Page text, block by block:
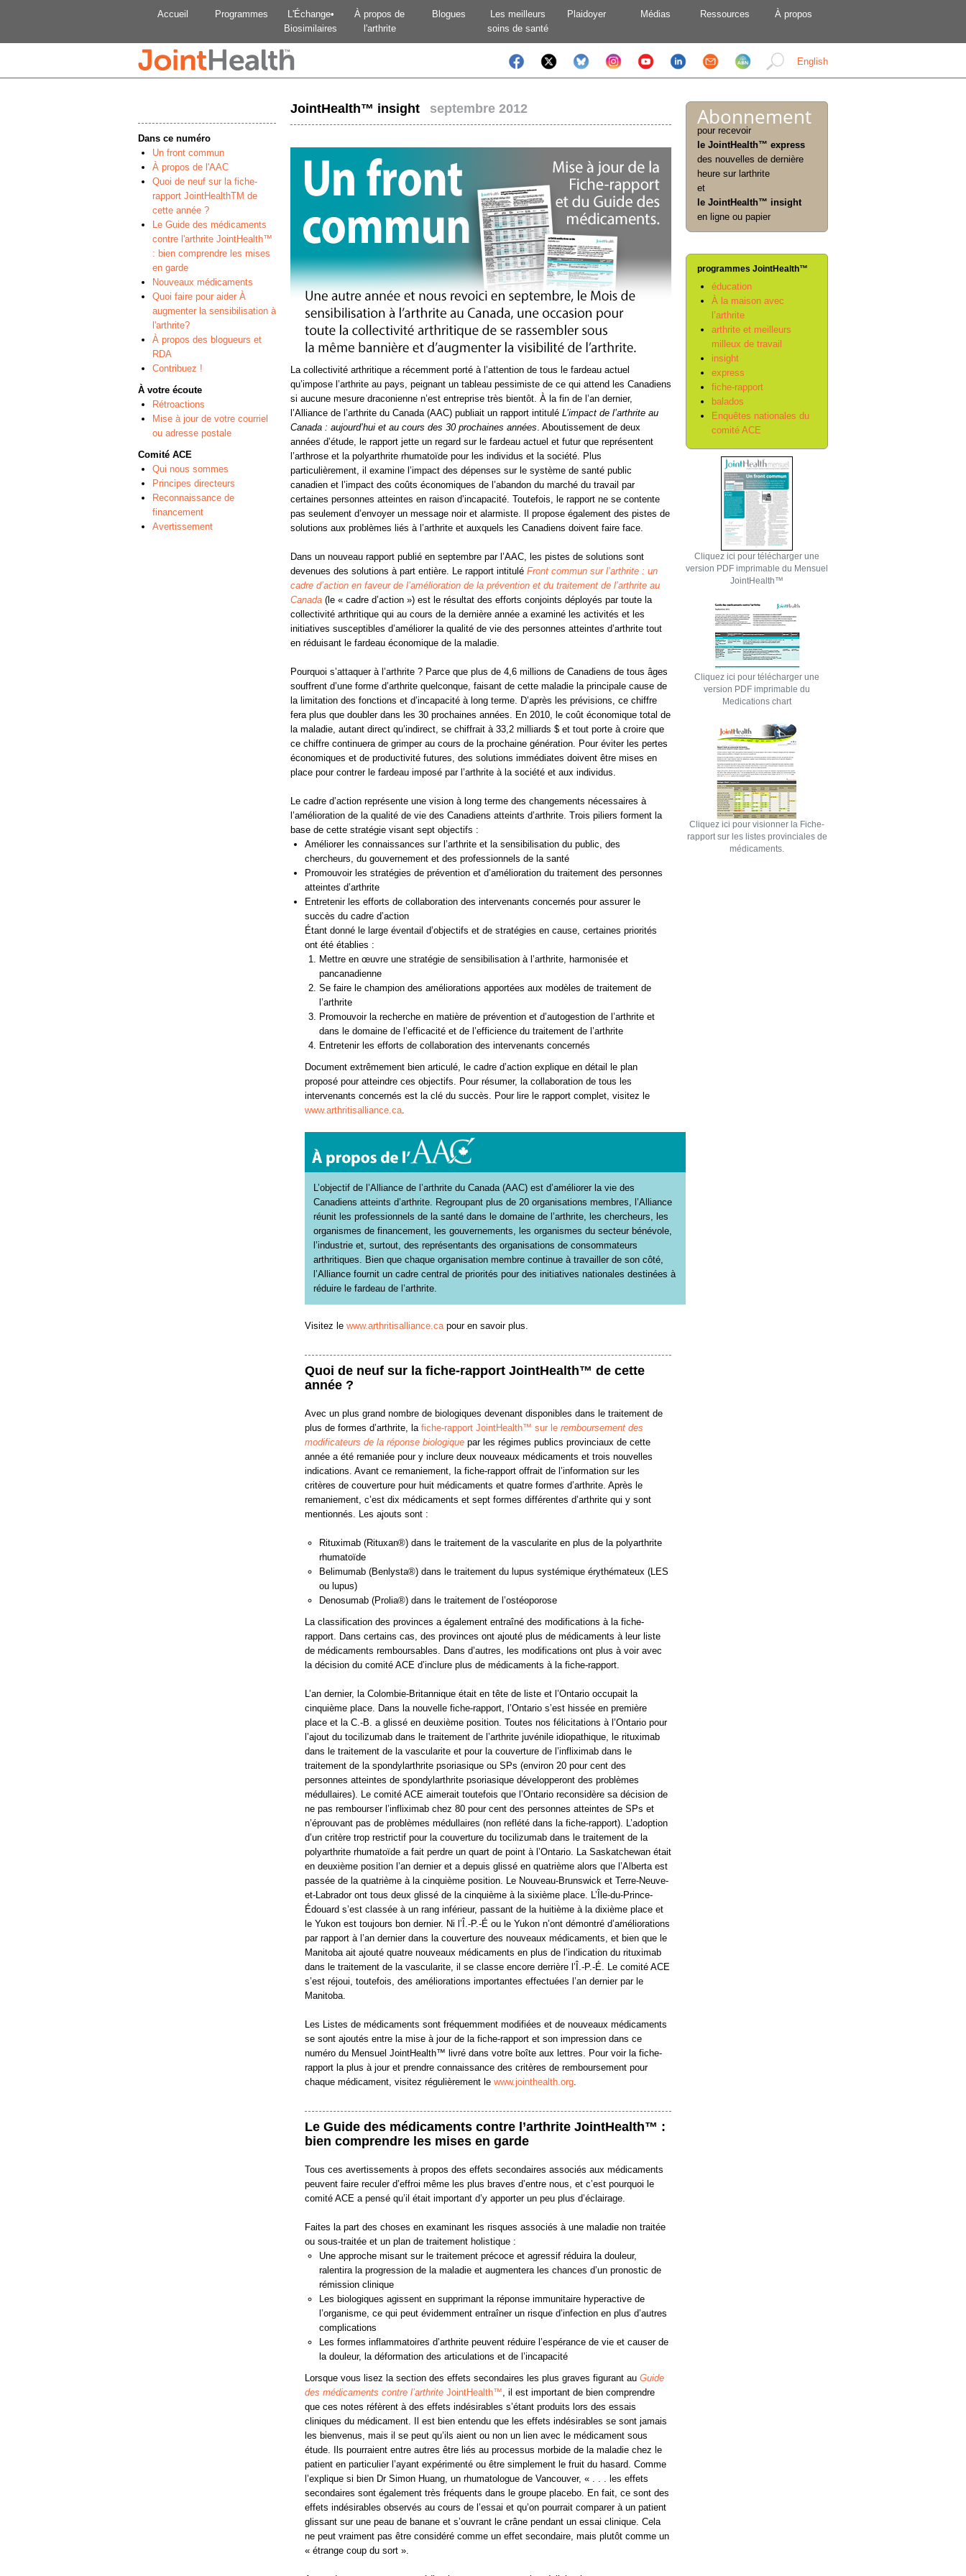
Accueil Programmes
L'Échange•
Biosimilaires
À propos de
l'arthrite
Blogues
Les meilleurs
soins de santé
Plaidoyer Médias Ressources À propos
English
Dans ce numéro
Un front commun
À propos de l'AAC
Quoi de neuf sur la fiche-
rapport JointHealthTM de
cette année ?
Le Guide des médicaments
contre l'arthrite JointHealth™
: bien comprendre les mises
en garde
Nouveaux médicaments
Quoi faire pour aider À
augmenter la sensibilisation à
l'arthrite?
À propos des blogueurs et
RDA
Contribuez !
À votre écoute
Rétroactions
Mise à jour de votre courriel
ou adresse postale
Comité ACE
Qui nous sommes
Principes directeurs
Reconnaissance de
financement
Avertissement
JointHealth™ insight septembre 2012
La collectivité arthritique a récemment porté à l’attention de tous le fardeau actuel
qu’impose l’arthrite au pays, peignant un tableau pessimiste de ce qui attend les Canadiens
si aucune mesure draconienne n’est entreprise très bientôt. À la fin de l’an dernier,
l’Alliance de l’arthrite du Canada (AAC) publiait un rapport intitulé L’impact de l’arthrite au
Canada : aujourd’hui et au cours des 30 prochaines années. Aboutissement de deux
années d’étude, le rapport jette un regard sur le fardeau actuel et futur que représentent
l’arthrose et la polyarthrite rhumatoïde pour les individus et la société. Plus
particulièrement, il examine l’impact des dépenses sur le système de santé public
canadien et l’impact des coûts économiques de l’abandon du marché du travail par
certaines personnes atteintes en raison d’incapacité. Toutefois, le rapport ne se contente
pas seulement d’envoyer un message noir et alarmiste. Il propose également des pistes de
solutions aux problèmes liés à l’arthrite et auxquels les Canadiens doivent faire face.
Dans un nouveau rapport publié en septembre par l’AAC, les pistes de solutions sont
devenues des solutions à part entière. Le rapport intitulé Front commun sur l’arthrite : un
cadre d’action en faveur de l’amélioration de la prévention et du traitement de l’arthrite au
Canada (le « cadre d’action ») est le résultat des efforts conjoints déployés par toute la
collectivité arthritique qui au cours de la dernière année a examiné les activités et les
initiatives susceptibles d’améliorer la qualité de vie des personnes atteintes d’arthrite tout
en réduisant le fardeau économique de la maladie.
Pourquoi s’attaquer à l’arthrite ? Parce que plus de 4,6 millions de Canadiens de tous âges
souffrent d’une forme d’arthrite quelconque, faisant de cette maladie la principale cause de
la limitation des fonctions et d’incapacité à long terme. D’après les prévisions, ce chiffre
fera plus que doubler dans les 30 prochaines années. En 2010, le coût économique total de
la maladie, autant direct qu’indirect, se chiffrait à 33,2 milliards $ et tout porte à croire que
ce chiffre continuera de grimper au cours de la prochaine génération. Pour éviter les pertes
économiques et de productivité futures, des solutions immédiates doivent être mises en
place pour contrer le fardeau imposé par l’arthrite à la société et aux individus.
Le cadre d’action représente une vision à long terme des changements nécessaires à
l’amélioration de la qualité de vie des Canadiens atteints d’arthrite. Trois piliers forment la
base de cette stratégie visant sept objectifs :
Améliorer les connaissances sur l’arthrite et la sensibilisation du public, des
chercheurs, du gouvernement et des professionnels de la santé
Promouvoir les stratégies de prévention et d’amélioration du traitement des personnes
atteintes d’arthrite
Entretenir les efforts de collaboration des intervenants concernés pour assurer le
succès du cadre d’action
Étant donné le large éventail d’objectifs et de stratégies en cause, certaines priorités
ont été établies :
Mettre en œuvre une stratégie de sensibilisation à l’arthrite, harmonisée et
pancanadienne
Se faire le champion des améliorations apportées aux modèles de traitement de
l’arthrite
Promouvoir la recherche en matière de prévention et d’autogestion de l’arthrite et
dans le domaine de l’efficacité et de l’efficience du traitement de l’arthrite
Entretenir les efforts de collaboration des intervenants concernés
Document extrêmement bien articulé, le cadre d’action explique en détail le plan
proposé pour atteindre ces objectifs. Pour résumer, la collaboration de tous les
intervenants concernés est la clé du succès. Pour lire le rapport complet, visitez le
www.arthritisalliance.ca.
L’objectif de l’Alliance de l’arthrite du Canada (AAC) est d’améliorer la vie des
Canadiens atteints d’arthrite. Regroupant plus de 20 organisations membres, l’Alliance
réunit les professionnels de la santé dans le domaine de l’arthrite, les chercheurs, les
organismes de financement, les gouvernements, les organismes du secteur bénévole,
l’industrie et, surtout, des représentants des organisations de consommateurs
arthritiques. Bien que chaque organisation membre continue à travailler de son côté,
l’Alliance fournit un cadre central de priorités pour des initiatives nationales destinées à
réduire le fardeau de l’arthrite.
Visitez le www.arthritisalliance.capour en savoir plus.
Quoi de neuf sur la fiche-rapport JointHealth™ de cette
année ?
Avec un plus grand nombre de biologiques devenant disponibles dans le traitement de
plus de formes d’arthrite, la fiche-rapport JointHealth™ sur le remboursement des
modificateurs de la réponse biologique par les régimes publics provinciaux de cette
année a été remaniée pour y inclure deux nouveaux médicaments et trois nouvelles
indications. Avant ce remaniement, la fiche-rapport offrait de l’information sur les
critères de couverture pour huit médicaments et quatre formes d’arthrite. Après le
remaniement, c’est dix médicaments et sept formes différentes d’arthrite qui y sont
mentionnés. Les ajouts sont :
Rituximab (Rituxan®) dans le traitement de la vascularite en plus de la polyarthrite
rhumatoïde
Belimumab (Benlysta®) dans le traitement du lupus systémique érythémateux (LES
ou lupus)
Denosumab (Prolia®) dans le traitement de l’ostéoporose
La classification des provinces a également entraîné des modifications à la fiche-
rapport. Dans certains cas, des provinces ont ajouté plus de médicaments à leur liste
de médicaments remboursables. Dans d’autres, les modifications ont plus à voir avec
la décision du comité ACE d’inclure plus de médicaments à la fiche-rapport.
L’an dernier, la Colombie-Britannique était en tête de liste et l’Ontario occupait la
cinquième place. Dans la nouvelle fiche-rapport, l’Ontario s’est hissée en première
place et la C.-B. a glissé en deuxième position. Toutes nos félicitations à l’Ontario pour
l’ajout du tocilizumab dans le traitement de l’arthrite juvénile idiopathique, le rituximab
dans le traitement de la vascularite et pour la couverture de l’infliximab dans le
traitement de la spondylarthrite psoriasique ou SPs (environ 20 pour cent des
personnes atteintes de spondylarthrite psoriasique développeront des problèmes
médullaires). Le comité ACE aimerait toutefois que l’Ontario reconsidère sa décision de
ne pas rembourser l’infliximab chez 80 pour cent des personnes atteintes de SPs et
n’éprouvant pas de problèmes médullaires (non reflété dans la fiche-rapport). L’adoption
d’un critère trop restrictif pour la couverture du tocilizumab dans le traitement de la
polyarthrite rhumatoïde a fait perdre un quart de point à l’Ontario. La Saskatchewan était
en deuxième position l’an dernier et a depuis glissé en quatrième alors que l’Alberta est
passée de la quatrième à la cinquième position. Le Nouveau-Brunswick et Terre-Neuve-
et-Labrador ont tous deux glissé de la cinquième à la sixième place. L’Île-du-Prince-
Édouard s’est classée à un rang inférieur, passant de la huitième à la dixième place et
le Yukon est toujours bon dernier. Ni l’Î.-P.-É ou le Yukon n’ont démontré d’améliorations
par rapport à l’an dernier dans la couverture des nouveaux médicaments, et bien que le
Manitoba ait ajouté quatre nouveaux médicaments en plus de l’indication du rituximab
dans le traitement de la vascularite, il se classe encore derrière l’Î.-P.-É. Le comité ACE
s’est réjoui, toutefois, des améliorations importantes effectuées l’an dernier par le
Manitoba.
Les Listes de médicaments sont fréquemment modifiées et de nouveaux médicaments
se sont ajoutés entre la mise à jour de la fiche-rapport et son impression dans ce
numéro du Mensuel JointHealth™ livré dans votre boîte aux lettres. Pour voir la fiche-
rapport la plus à jour et prendre connaissance des critères de remboursement pour
chaque médicament, visitez régulièrement le www.jointhealth.org.
Le Guide des médicaments contre l’arthrite JointHealth™ :
bien comprendre les mises en garde
Tous ces avertissements à propos des effets secondaires associés aux médicaments
peuvent faire reculer d’effroi même les plus braves d’entre nous, et c’est pourquoi le
comité ACE a pensé qu’il était important d’y apporter un peu plus d’éclairage.
Faites la part des choses en examinant les risques associés à une maladie non traitée
ou sous-traitée et un plan de traitement holistique :
Une approche misant sur le traitement précoce et agressif réduira la douleur,
ralentira la progression de la maladie et augmentera les chances d’un pronostic de
rémission clinique
Les biologiques agissent en supprimant la réponse immunitaire hyperactive de
l’organisme, ce qui peut évidemment entraîner un risque d’infection en plus d’autres
complications
Les formes inflammatoires d’arthrite peuvent réduire l’espérance de vie et causer de
la douleur, la déformation des articulations et de l’incapacité
Lorsque vous lisez la section des effets secondaires les plus graves figurant au Guide
des médicaments contre l’arthrite JointHealth™, il est important de bien comprendre
que ces notes réfèrent à des effets indésirables s’étant produits lors des essais
cliniques du médicament. Il est bien entendu que les effets indésirables se sont jamais
les bienvenus, mais il se peut qu’ils aient ou non un lien avec le médicament sous
étude. Ils pourraient entre autres être liés au processus morbide de la maladie chez le
patient en particulier l’ayant expérimenté ou être simplement le fruit du hasard. Comme
l’explique si bien Dr Simon Huang, un rhumatologue de Vancouver, « . . . les effets
secondaires sont également très fréquents dans le groupe placebo. En fait, ce sont des
effets indésirables observés au cours de l’essai et qu’on pourrait comparer à un patient
glissant sur une peau de banane et s’ouvrant le crâne pendant un essai clinique. Cela
ne peut vraiment pas être considéré comme un effet secondaire, mais plutôt comme un
« étrange coup du sort ».
Abonnement
pour recevoir
le JointHealth™ express
des nouvelles de dernière
heure sur larthrite
et
le JointHealth™ insight
en ligne ou papier
programmes JointHealth™
éducation
À la maison avec
l’arthrite
arthrite et meilleurs
milleux de travail
insight
express
fiche-rapport
balados
Enquêtes nationales du
comité ACE
Cliquez ici pour télécharger une
version PDF imprimable du Mensuel
JointHealth™
Cliquez ici pour télécharger une
version PDF imprimable du
Medications chart
Cliquez ici pour visionner la Fiche-
rapport sur les listes provinciales de
médicaments.